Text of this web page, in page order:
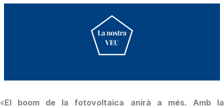
«El boom de la fotovoltaica anirà a més. Amb la